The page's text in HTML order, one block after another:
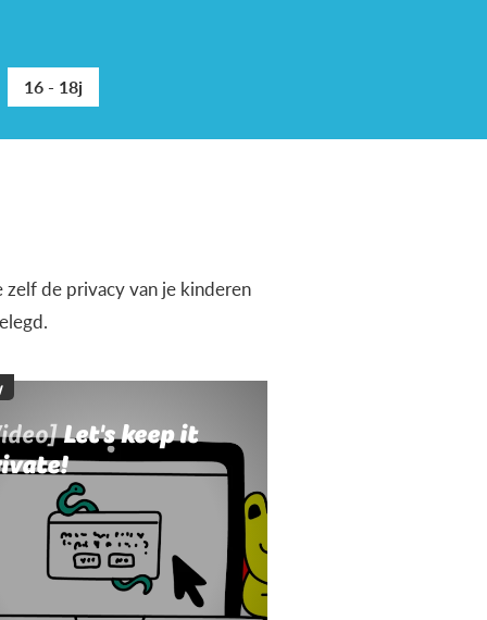
16 - 18j
de privacy van je kinderen
Let's keep it